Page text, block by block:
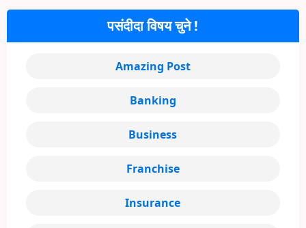
पसंदीदा विषय चुने !
Amazing Post
Banking
Business
Franchise
Insurance